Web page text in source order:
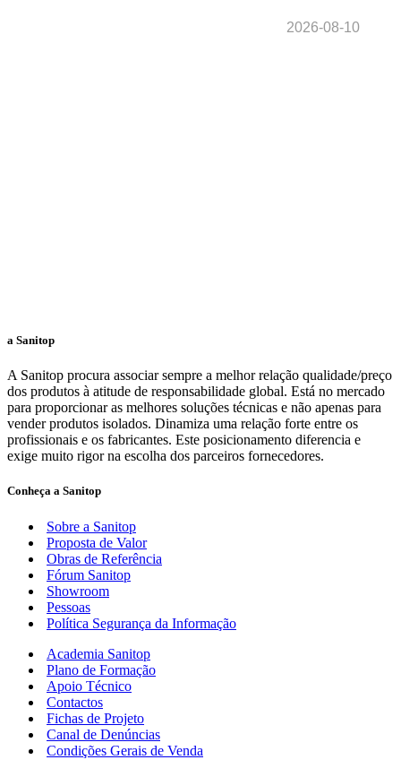
2026-08-10
a Sanitop
A Sanitop procura associar sempre a melhor relação qualidade/preço
dos produtos à atitude de responsabilidade global. Está no mercado
para proporcionar as melhores soluções técnicas e não apenas para
vender produtos isolados. Dinamiza uma relação forte entre os
profissionais e os fabricantes. Este posicionamento diferencia e
exige muito rigor na escolha dos parceiros fornecedores.
Conheça a Sanitop
Sobre a Sanitop
Proposta de Valor
Obras de Referência
Fórum Sanitop
Showroom
Pessoas
Política Segurança da Informação
Academia Sanitop
Plano de Formação
Apoio Técnico
Contactos
Fichas de Projeto
Canal de Denúncias
Condições Gerais de Venda